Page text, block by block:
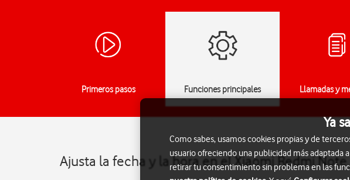
Primeros pasos Funciones principales Llamadas y
Ajusta la fecha y la hora en el Xiaomi Redmi
Ya
Como sabes, usamos cookies propias y de
usuario ofreciendo una publicidad más adaptada
retirar tu consentimiento sin problema en las